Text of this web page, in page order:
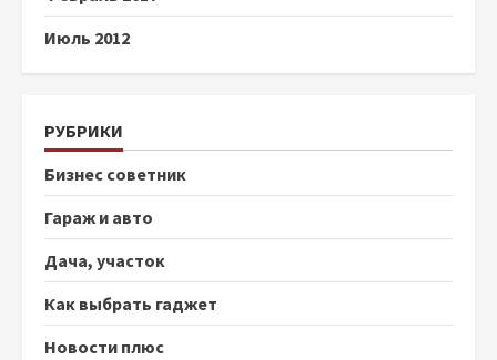
Июль 2012
РУБРИКИ
Бизнес советник
Гараж и авто
Дача, участок
Как выбрать гаджет
Новости плюс